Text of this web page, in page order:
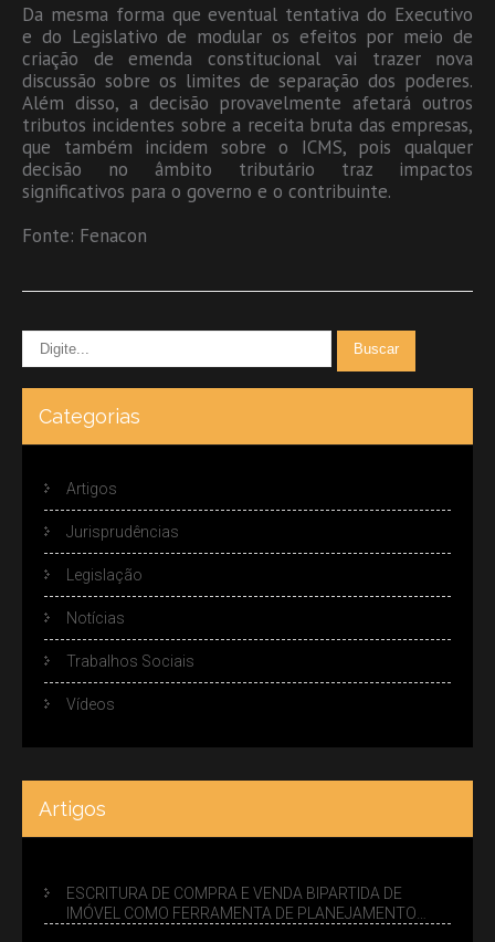
Da mesma forma que eventual tentativa do Executivo
e do Legislativo de modular os efeitos por meio de
criação de emenda constitucional vai trazer nova
discussão sobre os limites de separação dos poderes.
Além disso, a decisão provavelmente afetará outros
tributos incidentes sobre a receita bruta das empresas,
que também incidem sobre o ICMS, pois qualquer
decisão no âmbito tributário traz impactos
significativos para o governo e o contribuinte.
Fonte: Fenacon
Categorias
Artigos
Jurisprudências
Legislação
Notícias
Trabalhos Sociais
Vídeos
Artigos
ESCRITURA DE COMPRA E VENDA BIPARTIDA DE
IMÓVEL COMO FERRAMENTA DE PLANEJAMENTO